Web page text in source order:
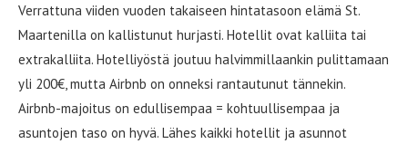
Verrattuna viiden vuoden takaiseen hintatasoon elämä St.
Maartenilla on kallistunut hurjasti. Hotellit ovat kalliita tai
extrakalliita. Hotelliyöstä joutuu halvimmillaankin pulittamaan
yli 200€, mutta Airbnb on onneksi rantautunut tännekin.
Airbnb-majoitus on edullisempaa = kohtuullisempaa ja
asuntojen taso on hyvä. Lähes kaikki hotellit ja asunnot